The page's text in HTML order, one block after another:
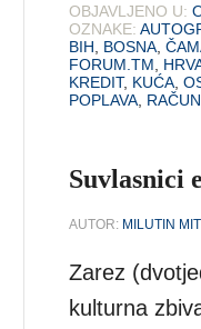
OBJAVLJENO U:
OZNAKE:
BIH
BOSNA ,
FORUM.TM
KREDIT, KUĆA ,
POPLAVA RAČUN
Suvlasnici
AUTOR: MILUTIN
Zarez
kulturna